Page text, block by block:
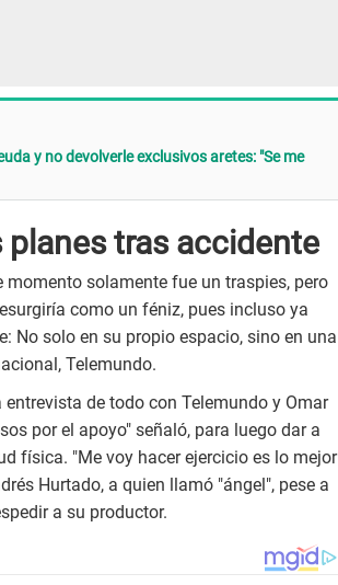
y no devolverle exclusivos aretes: "Se me
planes tras accidente
momento solamente fue un traspies, pero
como un féniz, pues incluso ya
No solo en su propio espacio, sino en una
Telemundo.
de todo con Telemundo y Omar
por el apoyo" señaló, para luego dar a
física. "Me voy hacer ejercicio es lo mejor
Hurtado, a quien llamó "ángel", pese a
a su productor.